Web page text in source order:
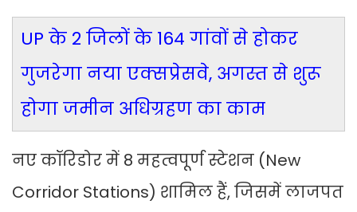
UP के 2 जिलों के 164 गांवों से होकर
गुजरेगा नया एक्सप्रेसवे, अगस्त से शुरू
होगा जमीन अधिग्रहण का काम
नए कॉरिडोर में 8 महत्वपूर्ण स्टेशन (New
Corridor Stations) शामिल हैं, जिसमें लाजपत